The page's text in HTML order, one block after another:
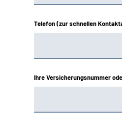
Telefon (zur schnellen
Ihre Versicherungsnummer